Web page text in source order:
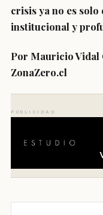
crisis ya no es
institucional y
Por Mauricio
ZonaZero.cl
PUBLICIDAD